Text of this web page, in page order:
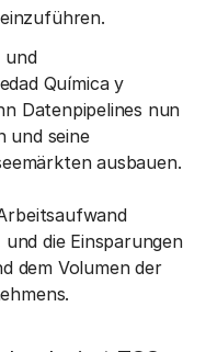
und
Química y
Datenpipelines nun
und seine
ausbauen.
die Einsparungen
dem Volumen der